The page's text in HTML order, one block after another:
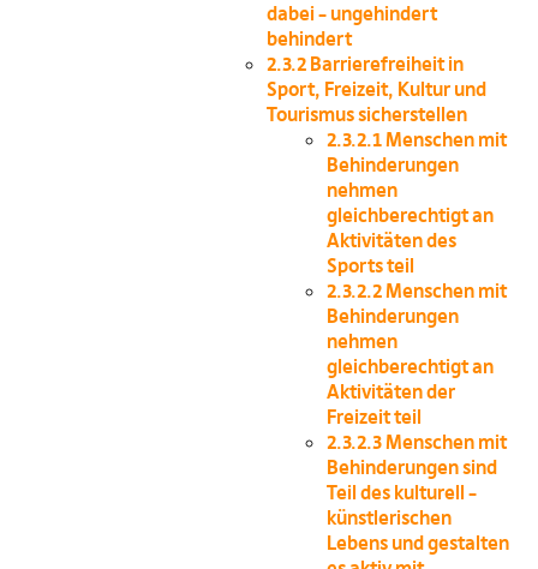
dabei – ungehindert
behindert
2.3.2 Barrierefreiheit in
Sport, Freizeit, Kultur und
Tourismus sicherstellen
2.3.2.1Menschen mit
Behinderungen
nehmen
gleichberechtigt an
Aktivitäten des
Sports teil
2.3.2.2Menschen mit
Behinderungen
nehmen
gleichberechtigt an
Aktivitäten der
Freizeit teil
2.3.2.3Menschen mit
Behinderungen sind
Teil des kulturell –
künstlerischen
Lebens und gestalten